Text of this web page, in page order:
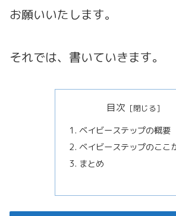
お願いいたします。
それでは、書いていきます。
目次
ベイビーステップの概要
ベイビーステップのここ
まとめ